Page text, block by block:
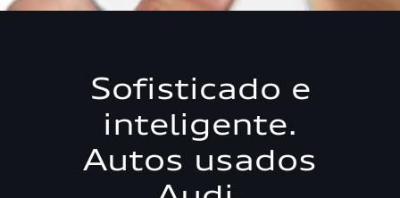
Sofisticado e
inteligente.
Autos usados